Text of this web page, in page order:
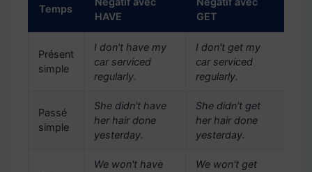
Temps
HAVE
GET
Présent
simple
I don't have my
car serviced
regularly.
I don't get my
car serviced
regularly.
Passé
simple
She didn't have
her hair done
yesterday.
She didn't get
her hair done
yesterday.
We won't have
We won't get